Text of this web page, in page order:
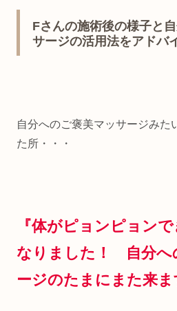
Fさんの施術後の様子と
サージの活用法をアドバ
自分へのご褒美マッサージみた
た所・・・
『体がピョンピョン
なりました！ 自分へ
ージのたまにまた来ま